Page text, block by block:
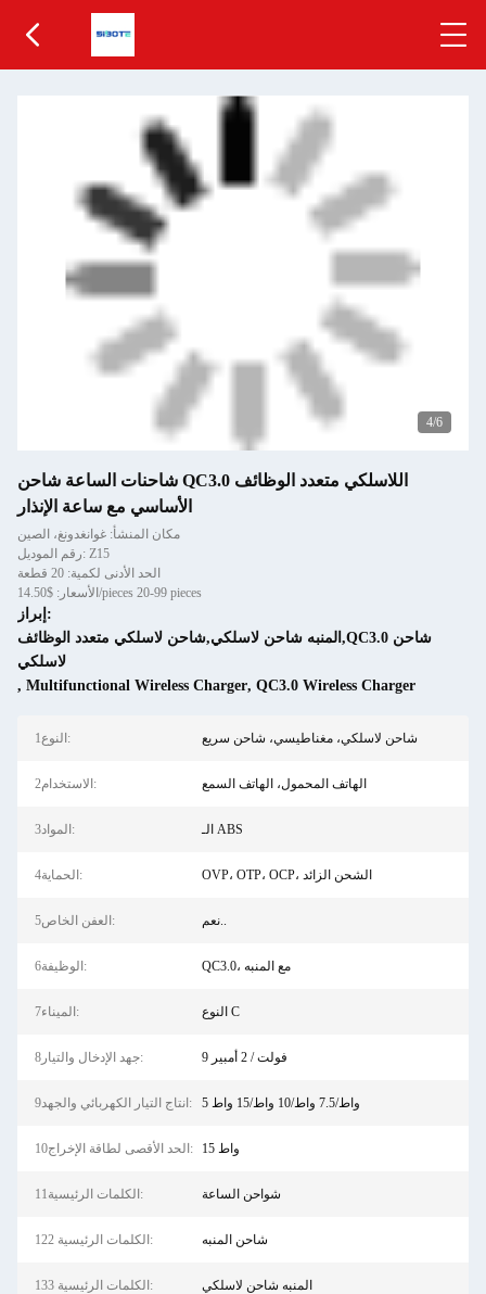
5/6
شاحنات الساعة شاحن QC3.0 اللاسلكي متعدد الوظائف
الأساسي مع ساعة الإنذار
مكان المنشأ: غوانغدونغ، الصين
رقم الموديل: Z15
الحد الأدنى لكمية: 20 قطعة
الأسعار: $14.50/pieces 20-99 pieces
إبراز:
المنبه شاحن لاسلكي,شاحن لاسلكي متعدد الوظائف,QC3.0 شاحن
لاسلكي
, Multifunctional Wireless Charger, QC3.0 Wireless Charger
1النوع: شاحن لاسلكي، مغناطيسي، شاحن سريع
2الاستخدام: الهاتف المحمول، الهاتف السمع
3المواد: الـ ABS
4الحماية: OVP، OTP، OCP، الشحن الزائد
5العفن الخاص: نعم..
6الوظيفة: QC3.0، مع المنبه
7الميناء: النوع C
8جهد الإدخال والتيار: 9 فولت / 2 أمبير
9انتاج التيار الكهربائي والجهد: 5 واط/7.5 واط/10 واط/15 واط
10الحد الأقصى لطاقة الإخراج: 15 واط
11الكلمات الرئيسية: شواحن الساعة
12الكلمات الرئيسية 2: شاحن المنبه
13الكلمات الرئيسية 3: المنبه شاحن لاسلكي